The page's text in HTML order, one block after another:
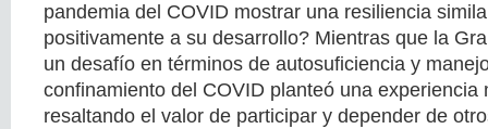
pandemia del COVID mostrar una resiliencia
positivamente a su desarrollo? Mientras que la
un desafío en términos de autosuficiencia y
confinamiento del COVID planteó una experiencia
resaltando el valor de participar y depender de